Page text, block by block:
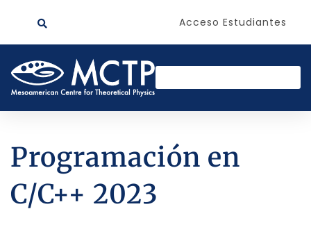
Acceso Estudiantes
Programación en
C/C++ 2023